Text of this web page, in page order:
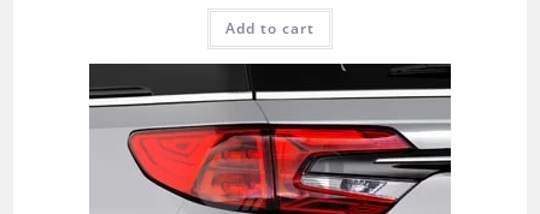
Add to cart